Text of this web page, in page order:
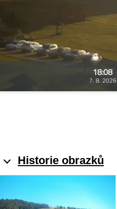
18:08
7. 8. 2026
Historie obrazků